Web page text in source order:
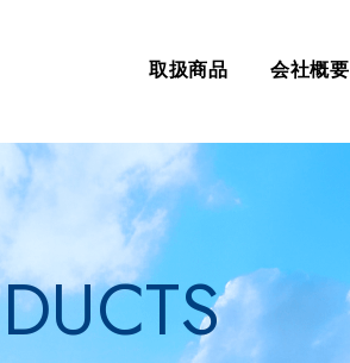
取扱商品 会社概要